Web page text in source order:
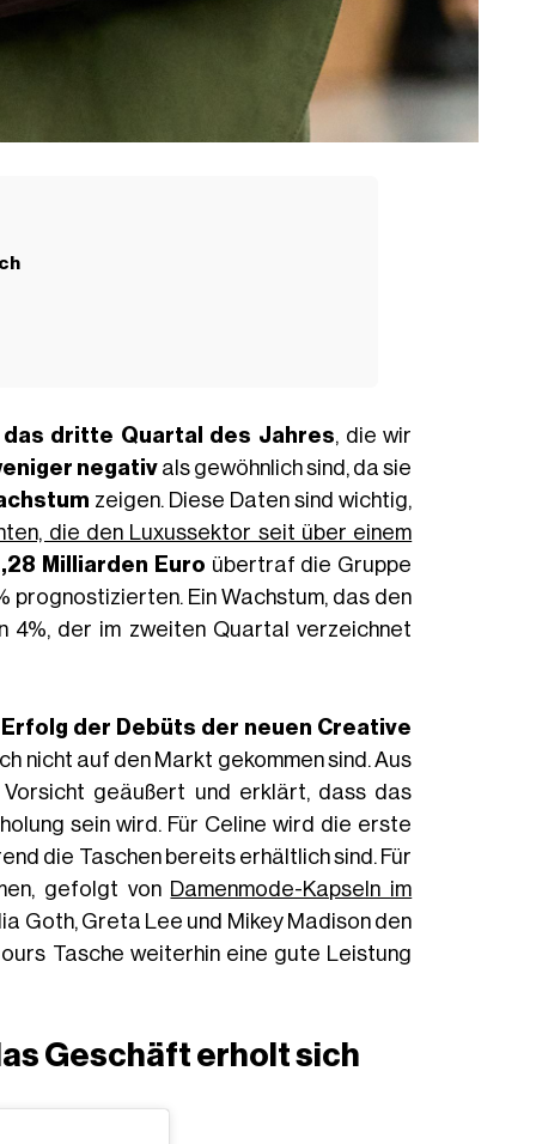
dritte Quartal des Jahres, die wir
negativals gewöhnlich sind, da sie
zeigen. Diese Daten sind wichtig,
die den Luxussektor seit über einem
Milliarden Euro übertraf die Gruppe
prognostizierten. Ein Wachstum, das den
4%, der im zweiten Quartal verzeichnet
der Debüts der neuen Creative
nicht auf den Markt gekommen sind. Aus
geäußert und erklärt, dass das
sein wird. Für Celine wird die erste
die Taschen bereits erhältlich sind. Für
gefolgt von Damenmode-Kapseln im
Goth, Greta Lee und Mikey Madison den
Tasche weiterhin eine gute Leistung
Geschäft erholt sich